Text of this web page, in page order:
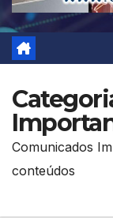
Comunicados
conteúdos